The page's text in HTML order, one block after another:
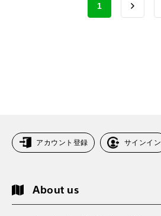
1
アカウント登録 サインイン
About us